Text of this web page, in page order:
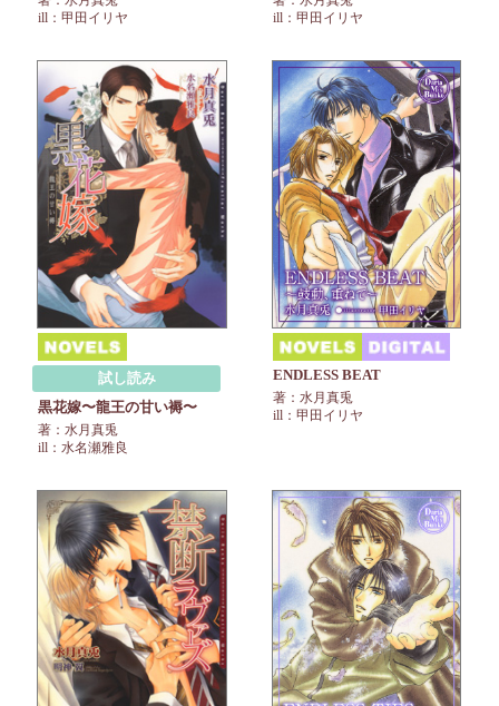
ill：甲田イリヤ
ill：甲田イリヤ
試し読み
黒花嫁〜龍王の甘い褥〜
著：水月真兎
ill：水名瀬雅良
ENDLESS BEAT
著：水月真兎
ill：甲田イリヤ